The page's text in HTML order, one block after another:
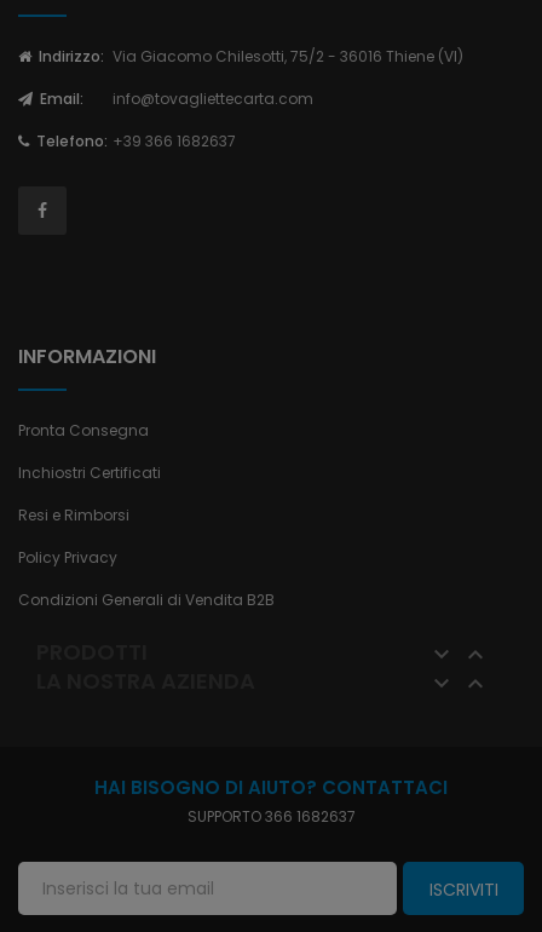
Indirizzo: Via Giacomo Chilesotti, 75/2 - 36016 Thiene (VI)
Email: info@tovagliettecarta.com
Telefono: +39 366 1682637
INFORMAZIONI
Pronta Consegna
Inchiostri Certificati
Resi e Rimborsi
Policy Privacy
Condizioni Generali di Vendita B2B
 
 
HAI BISOGNO DI AIUTO? CONTATTACI
SUPPORTO 366 1682637
ISCRIVITI